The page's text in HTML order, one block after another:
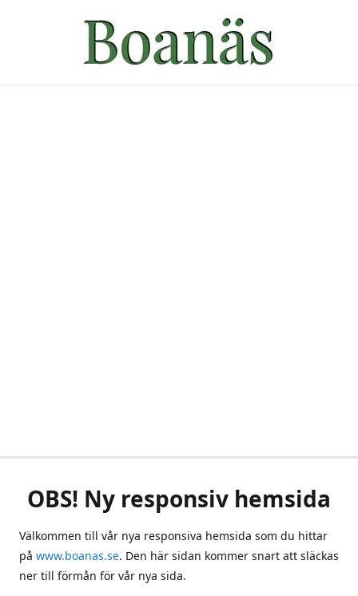
OBS! Ny responsiv hemsida
Välkommen till vår nya responsiva hemsida som du hittar
på www.boanas.se. Den här sidan kommer snart att släckas
ner till förmån för vår nya sida.